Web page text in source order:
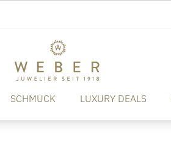
SCHMUCK LUXURY DEALS